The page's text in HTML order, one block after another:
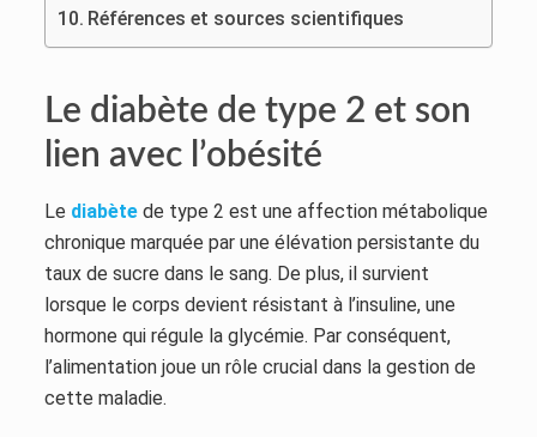
Références et sources scientifiques
Le diabète de type 2 et son
lien avec l’obésité
Le diabètede type 2 est une affection métabolique
chronique marquée par une élévation persistante du
taux de sucre dans le sang. De plus, il survient
lorsque le corps devient résistant à l’insuline, une
hormone qui régule la glycémie. Par conséquent,
l’alimentation joue un rôle crucial dans la gestion de
cette maladie.